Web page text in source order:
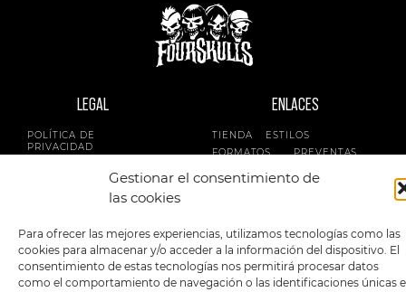
Gestionar el consentimiento de
las cookies
Para ofrecer las mejores experiencias, utilizamos tecnologías como las
cookies para almacenar y/o acceder a la información del dispositivo. El
consentimiento de estas tecnologías nos permitirá procesar datos
como el comportamiento de navegación o las identificaciones únicas
LEGAL
POLÍTICA DE
PRIVACIDAD
ENLACES
TIENDA
ESTILOS
FORMATOS
PREVENTAS
SIGUENOS EN: METODOS DE PAGO: